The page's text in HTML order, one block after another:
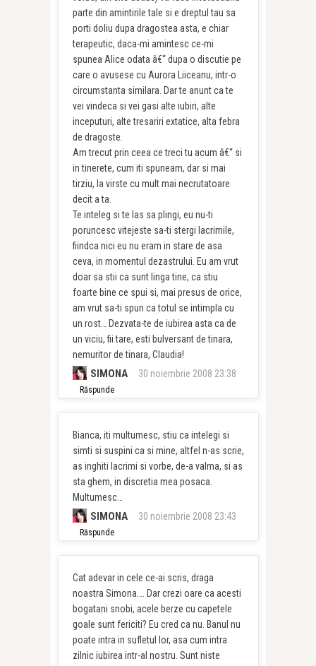
parte din amintirile tale si e dreptul tau sa
porti doliu dupa dragostea asta, e chiar
terapeutic, daca-mi amintesc ce-mi
spunea Alice odata â€“ dupa o discutie pe
care o avusese cu Aurora Liiceanu, intr-o
circumstanta similara. Dar te anunt ca te
vei vindeca si vei gasi alte iubiri, alte
inceputuri, alte tresariri extatice, alta febra
de dragoste.
Am trecut prin ceea ce treci tu acum â€“ si
in tinerete, cum iti spuneam, dar si mai
tirziu, la virste cu mult mai necrutatoare
decit a ta.
Te inteleg si te las sa plingi, eu nu-ti
poruncesc vitejeste sa-ti stergi lacrimile,
fiindca nici eu nu eram in stare de asa
ceva, in momentul dezastrului. Eu am vrut
doar sa stii ca sunt linga tine, ca stiu
foarte bine ce spui si, mai presus de orice,
am vrut sa-ti spun ca totul se intimpla cu
un rost… Dezvata-te de iubirea asta ca de
un viciu, fii tare, esti bulversant de tinara,
nemuritor de tinara, Claudia!
SIMONA 30 noiembrie 2008 23:38
Răspunde
Bianca, iti multumesc, stiu ca intelegi si
simti si suspini ca si mine, altfel n-as scrie,
as inghiti lacrimi si vorbe, de-a valma, si as
sta ghem, in discretia mea posaca.
Multumesc…
SIMONA 30 noiembrie 2008 23:43
Răspunde
Cat adevar in cele ce-ai scris, draga
noastra Simona…. Dar crezi oare ca acesti
bogatani snobi, acele berze cu capetele
goale sunt fericiti? Eu cred ca nu. Banul nu
poate intra in sufletul lor, asa cum intra
zilnic iubirea intr-al nostru. Sunt niste